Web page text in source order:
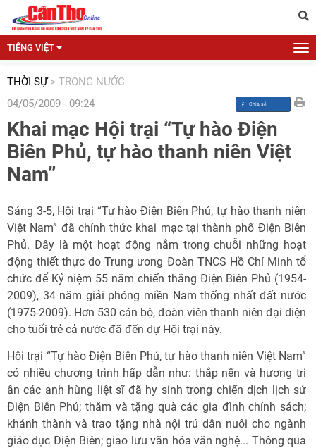
TIẾNG VIỆT
THỜI SỰ > TRONG NƯỚC
04/05/2009 - 09:24
Khai mạc Hội trại “Tự hào Điện
Biên Phủ, tự hào thanh niên Việt
Nam”
Sáng 3-5, Hội trại “Tự hào Điện Biên Phủ, tự hào thanh niên
Việt Nam” đã chính thức khai mạc tại thành phố Điện Biên
Phủ. Đây là một hoạt động nằm trong chuỗi những hoạt
động thiết thực do Trung ương Đoàn TNCS Hồ Chí Minh tổ
chức để Kỷ niệm 55 năm chiến thắng Điện Biên Phủ (1954-
2009), 34 năm giải phóng miền Nam thống nhất đất nước
(1975-2009). Hơn 530 cán bộ, đoàn viên thanh niên đại diện
cho tuổi trẻ cả nước đã đến dự Hội trại này.
Hội trại “Tự hào Điện Biên Phủ, tự hào thanh niên Việt Nam”
có nhiều chương trình hấp dẫn như: thắp nến và hương tri
ân các anh hùng liệt sĩ đã hy sinh trong chiến dịch lịch sử
Điện Biên Phủ; thăm và tặng quà các gia đình chính sách;
khánh thành và trao tặng nhà nội trú dân nuôi cho ngành
giáo dục Điện Biên; giao lưu văn hóa văn nghệ... Thông qua